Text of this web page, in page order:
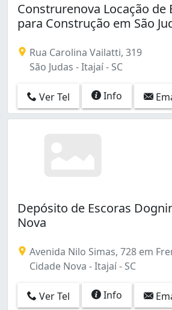
Construrenova Locação de
para Construção em São
Rua Carolina Vailatti, 319
São Judas - Itajaí - SC
Ver Tel Info
Depósito de Escoras
Nova
Avenida Nilo Simas, 728 em
Cidade Nova - Itajaí - SC
Ver Tel Info